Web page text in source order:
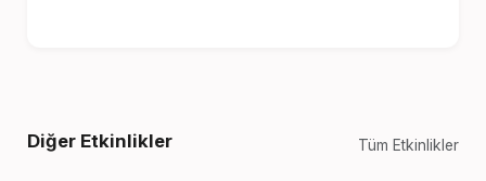
Diğer Etkinlikler Tüm Etkinlikler